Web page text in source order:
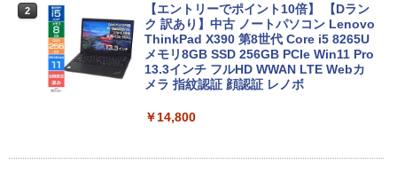
2
【エントリーでポイント10倍】 【Dラン
ク 訳あり】中古 ノートパソコン Lenovo
ThinkPad X390 第8世代 Core i5 8265U
メモリ8GB SSD 256GB PCIe Win11 Pro
13.3インチ フルHD WWAN LTE Webカ
メラ 指紋認証 顔認証 レノボ
￥14,800